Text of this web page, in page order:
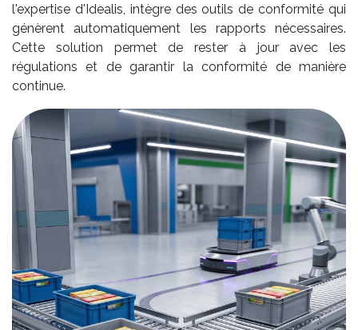
l'expertise d'Idealis, intègre des outils de conformité qui
génèrent automatiquement les rapports nécessaires.
Cette solution permet de rester à jour avec les
régulations et de garantir la conformité de manière
continue.